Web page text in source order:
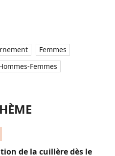
Femmes
Femmes
de la cuillère dès le